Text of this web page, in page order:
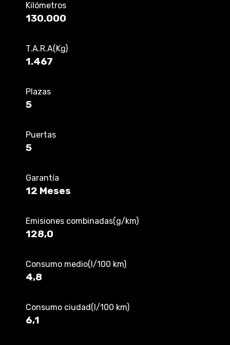
Kilómetros
130.000
T.A.R.A(Kg)
1.467
Plazas
5
Puertas
5
Garantía
12 Meses
Emisiones combinadas(g/km)
128,0
Consumo medio(l/100 km)
4,8
Consumo ciudad(l/100 km)
6,1